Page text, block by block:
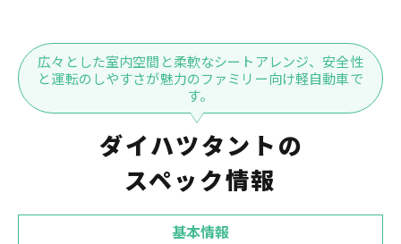
広々とした室内空間と柔軟なシートアレンジ、安全性
と運転のしやすさが魅力のファミリー向け軽自動車で
す。
ダイハツタントの
スペック情報
基本情報